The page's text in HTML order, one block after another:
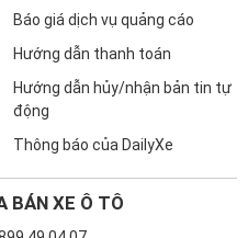
Báo giá dịch vụ quảng cáo
Hướng dẫn thanh toán
Hướng dẫn hủy/nhận bản tin tự
động
Thông báo của DailyXe
BÁN XE Ô TÔ